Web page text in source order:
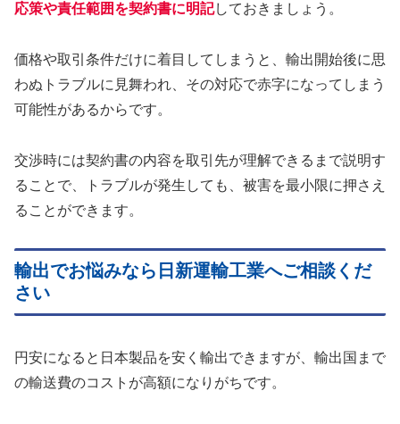
応策や責任範囲を契約書に明記しておきましょう。
価格や取引条件だけに着目してしまうと、輸出開始後に思
わぬトラブルに見舞われ、その対応で赤字になってしまう
可能性があるからです。
交渉時には契約書の内容を取引先が理解できるまで説明す
ることで、トラブルが発生しても、被害を最小限に押さえ
ることができます。
輸出でお悩みなら日新運輸工業へご相談くだ
さい
円安になると日本製品を安く輸出できますが、輸出国まで
の輸送費のコストが高額になりがちです。